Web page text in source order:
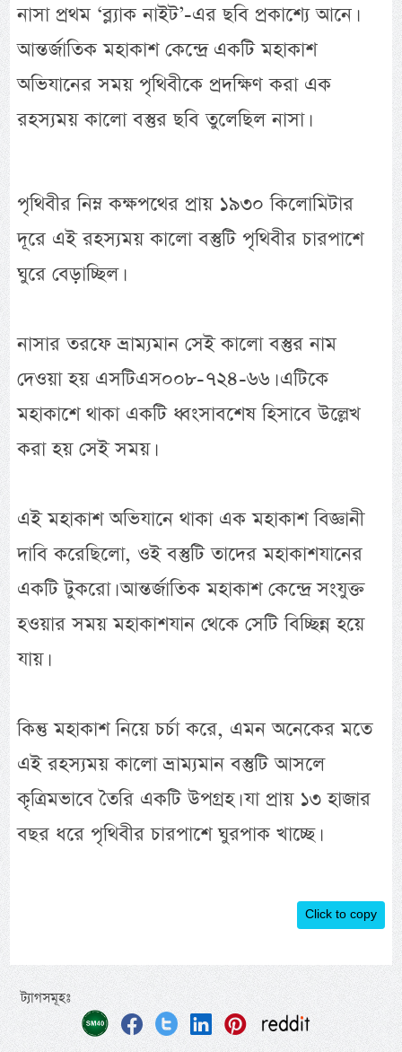
নাসা প্রথম ‘ব্ল্যাক নাইট’-এর ছবি প্রকাশ্যে আনে।
আন্তর্জাতিক মহাকাশ কেন্দ্রে একটি মহাকাশ
অভিযানের সময় পৃথিবীকে প্রদক্ষিণ করা এক
রহস্যময় কালো বস্তুর ছবি তুলেছিল নাসা।
পৃথিবীর নিম্ন কক্ষপথের প্রায় ১৯৩০ কিলোমিটার
দূরে এই রহস্যময় কালো বস্তুটি পৃথিবীর চারপাশে
ঘুরে বেড়াচ্ছিল।
নাসার তরফে ভ্রাম্যমান সেই কালো বস্তুর নাম
দেওয়া হয় এসটিএস০০৮-৭২৪-৬৬। এটিকে
মহাকাশে থাকা একটি ধ্বংসাবশেষ হিসাবে উল্লেখ
করা হয় সেই সময়।
এই মহাকাশ অভিযানে থাকা এক মহাকাশ বিজ্ঞানী
দাবি করেছিলো, ওই বস্তুটি তাদের মহাকাশযানের
একটি টুকরো। আন্তর্জাতিক মহাকাশ কেন্দ্রে সংযুক্ত
হওয়ার সময় মহাকাশযান থেকে সেটি বিচ্ছিন্ন হয়ে
যায়।
কিন্তু মহাকাশ নিয়ে চর্চা করে, এমন অনেকের মতে
এই রহস্যময় কালো ভ্রাম্যমান বস্তুটি আসলে
কৃত্রিমভাবে তৈরি একটি উপগ্রহ। যা প্রায় ১৩ হাজার
বছর ধরে পৃথিবীর চারপাশে ঘুরপাক খাচ্ছে।
Click to copy
ট্যাগসমূহঃ